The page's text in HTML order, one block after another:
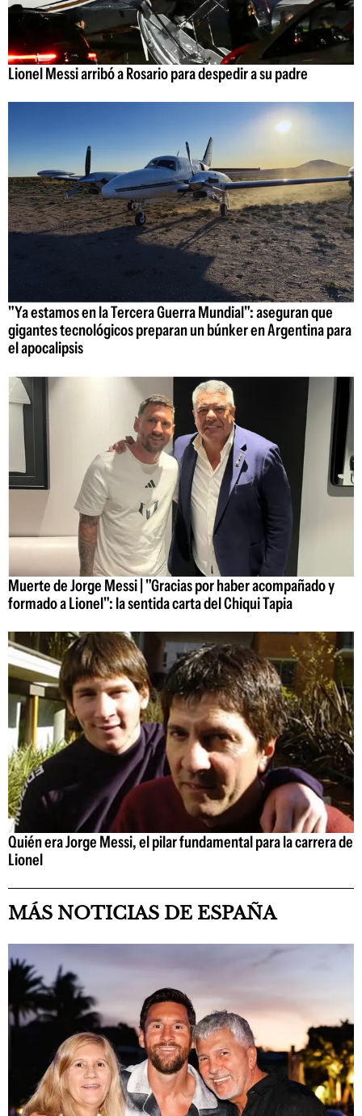
Lionel Messi arribó a Rosario para despedir a su padre
"Ya estamos en la Tercera Guerra Mundial": aseguran que
gigantes tecnológicos preparan un búnker en Argentina para
el apocalipsis
Muerte de Jorge Messi | "Gracias por haber acompañado y
formado a Lionel": la sentida carta del Chiqui Tapia
Quién era Jorge Messi, el pilar fundamental para la carrera de
Lionel
MÁS NOTICIAS DE ESPAÑA